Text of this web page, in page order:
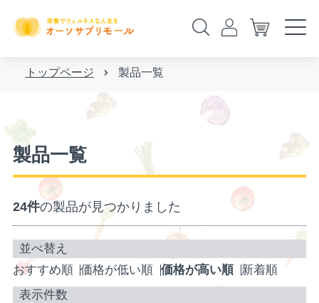
トップページ 製品一覧
製品一覧
24件の製品が見つかりました
おすすめ順 価格が低い順 価格が高い順 新着順